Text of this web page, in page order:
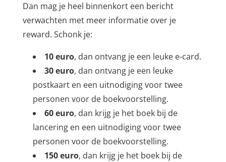
Dan mag je heel binnenkort een bericht
verwachten met meer informatie over je
reward. Schonk je:
10 euro, dan ontvang je een leuke e-card.
30 euro, dan ontvang je een leuke
postkaart en een uitnodiging voor twee
personen voor de boekvoorstelling.
60 euro, dan krijg je het boek bij de
lancering en een uitnodiging voor twee
personen voor de boekvoorstelling.
150 euro, dan krijg je het boek bij de